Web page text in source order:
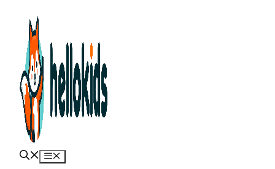
content
Menu